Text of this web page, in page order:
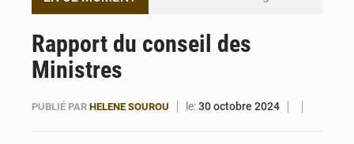
Bénin : Georges Alé face à l’érosion du littoral Est à Cotonou
Porto‑Novo : un camion de produits pétroliers embrase Avakpa
Rapport du conseil des
Ministres
PUBLIÉ PAR HELENE SOUROU le:30 octobre 2024